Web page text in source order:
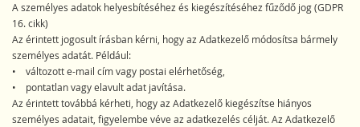
A személyes adatok helyesbítéséhez és kiegészítéséhez fűződő jog (GDPR
16. cikk)
Az érintett jogosult írásban kérni, hogy az Adatkezelő módosítsa bármely
személyes adatát. Például:
• változott e-mail cím vagy postai elérhetőség,
• pontatlan vagy elavult adat javítása.
Az érintett továbbá kérheti, hogy az Adatkezelő kiegészítse hiányos
személyes adatait, figyelembe véve az adatkezelés célját. Az Adatkezelő